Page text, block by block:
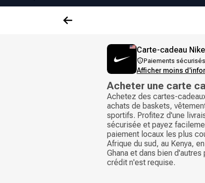
Carte-cadeau
Paiements sécurisés
Afficher moins
Acheter une carte
Achetez des cartes-
achats de baskets,
sportifs. Profitez d'une
sécurisée et payez
paiement locaux les plus
Afrique du sud, au Kenya,
Ghana et dans bien
crédit n'est requise.